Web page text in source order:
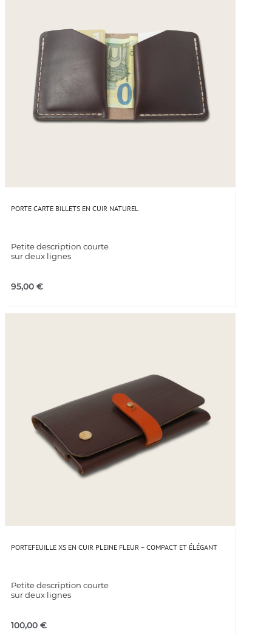
PORTE CARTE BILLETS EN CUIR NATUREL
Petite description courte
sur deux lignes
95,00 €
PORTEFEUILLE XS EN CUIR PLEINE FLEUR – COMPACT ET ÉLÉGANT
Petite description courte
sur deux lignes
100,00 €